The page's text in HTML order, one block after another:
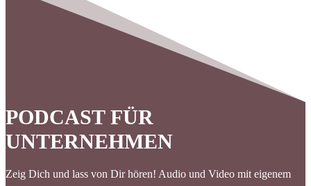
PODCAST FÜR
UNTERNEHMEN
Zeig Dich und lass von Dir hören! Audio und Video mit eigenem